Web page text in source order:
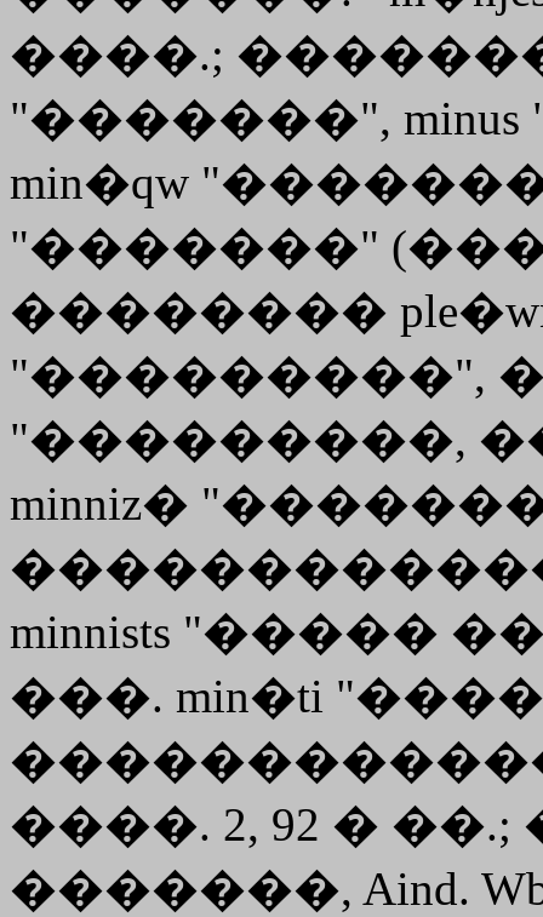
����.;
"�������",
min�qw
"�������"
��������
"���������",
"���������,
minniz�
minnists "�����
���. min�ti
����. 2, 92 � ��.;
�������, Aind.